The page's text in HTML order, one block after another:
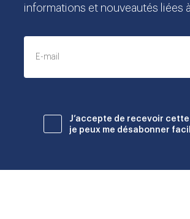
informations et nouveautés liées
J’accepte de recevoir
je peux me désabonner